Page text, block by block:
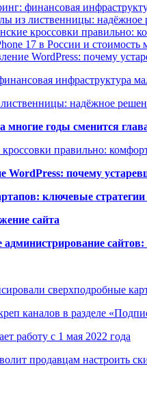
финансовая
из лиственницы: надёжное
кроссовки правильно:
17 в России и стоимость
WordPress: почему
инфраструктура
надёжное
многие годы сменится
правильно: комфорт
почему
ключевые
сайта
сайтов:
сверхподробные
каналов в разделе
работу с 1 мая 2022 года
продавцам настроить